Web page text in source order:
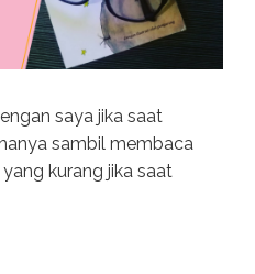
saya jika saat
sambil membaca
kurang jika saat